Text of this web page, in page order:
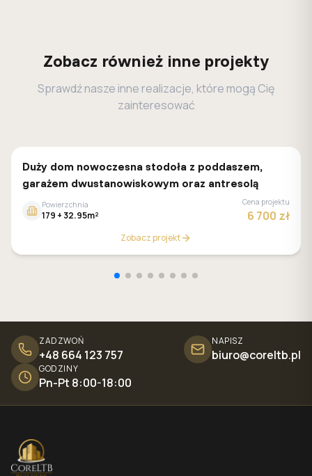
Zobacz również inne projekty
Sprawdź nasze inne realizacje, które mogą Cię
zainteresować
Z500
Duży dom nowoczesna stodoła z poddaszem,
garażem dwustanowiskowym oraz antresolą
Powierzchnia
179 + 32.95m²
Cena projektu
6 700 zł
Zobacz projekt
ZADZWOŃ
+48 664 123 757
NAPISZ
biuro@coreltb.pl
GODZINY
Pn-Pt 8:00-18:00